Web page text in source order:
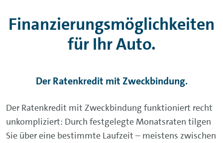
Finanzierungsmöglichkeiten
für Ihr Auto.
Der Ratenkredit mit Zweckbindung.
Der Ratenkredit mit Zweckbindung funktioniert recht
unkompliziert: Durch festgelegte Monatsraten tilgen
Sie über eine bestimmte Laufzeit – meistens zwischen